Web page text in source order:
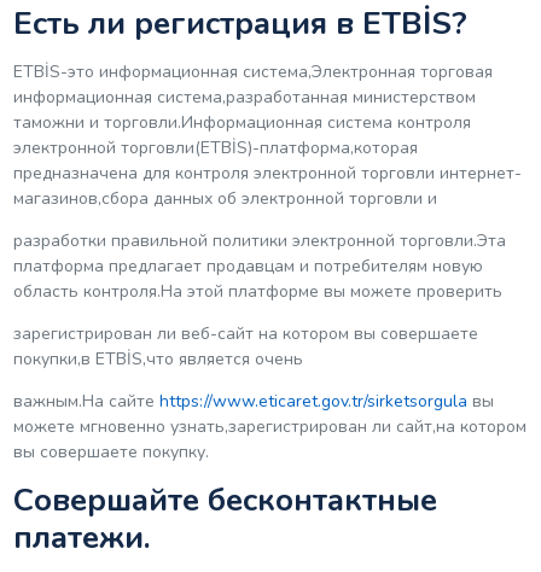
Есть ли регистрация в ETBİS?
ETBİS-это информационная система,Электронная торговая
информационная система,разработанная министерством
таможни и торговли.Информационная система контроля
электронной торговли(ETBİS)-платформа,которая
предназначена для контроля электронной торговли интернет-
магазинов,сбора данных об электронной торговли и
разработки правильной политики электронной торговли.Эта
платформа предлагает продавцам и потребителям новую
область контроля.На этой платформе вы можете проверить
зарегистрирован ли веб-сайт на котором вы совершаете
покупки,в ETBİS,что является очень
важным.На сайте https://www.eticaret.gov.tr/sirketsorgula вы
можете мгновенно узнать,зарегистрирован ли сайт,на котором
вы совершаете покупку.
Совершайте бесконтактные
платежи.